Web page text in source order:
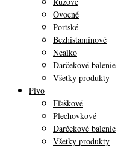
Ovocné
Portské
Bezhistamínové
Nealko
Darčekové balenie
Všetky produkty
Pivo
Fľaškové
Plechovkové
Darčekové balenie
Všetky produkty